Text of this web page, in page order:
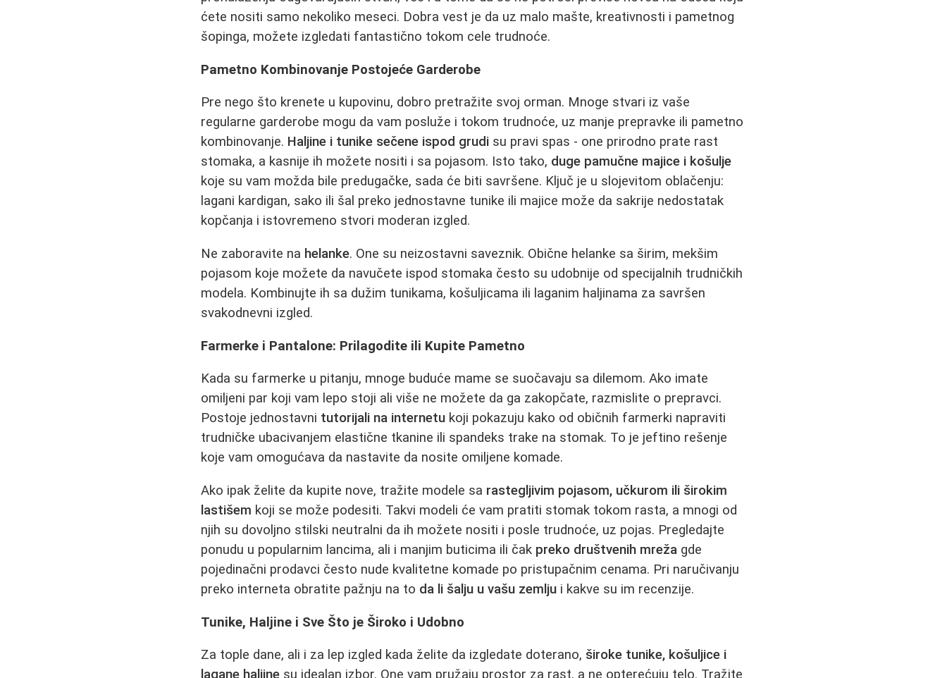
ćete nositi samo nekoliko meseci. Dobra vest je da uz malo mašte, kreativnosti i pametnog
šopinga, možete izgledati fantastično tokom cele trudnoće.
Pametno Kombinovanje Postojeće Garderobe
Pre nego što krenete u kupovinu, dobro pretražite svoj orman. Mnoge stvari iz vaše
regularne garderobe mogu da vam posluže i tokom trudnoće, uz manje prepravke ili pametno
kombinovanje. Haljine i tunike sečene ispod grudi su pravi spas - one prirodno prate rast
stomaka, a kasnije ih možete nositi i sa pojasom. Isto tako, duge pamučne majice i košulje
koje su vam možda bile predugačke, sada će biti savršene. Ključ je u slojevitom oblačenju:
lagani kardigan, sako ili šal preko jednostavne tunike ili majice može da sakrije nedostatak
kopčanja i istovremeno stvori moderan izgled.
Ne zaboravite na helanke. One su neizostavni saveznik. Obične helanke sa širim, mekšim
pojasom koje možete da navučete ispod stomaka često su udobnije od specijalnih trudničkih
modela. Kombinujte ih sa dužim tunikama, košuljicama ili laganim haljinama za savršen
svakodnevni izgled.
Farmerke i Pantalone: Prilagodite ili Kupite Pametno
Kada su farmerke u pitanju, mnoge buduće mame se suočavaju sa dilemom. Ako imate
omiljeni par koji vam lepo stoji ali više ne možete da ga zakopčate, razmislite o prepravci.
Postoje jednostavni tutorijali na internetu koji pokazuju kako od običnih farmerki napraviti
trudničke ubacivanjem elastične tkanine ili spandeks trake na stomak. To je jeftino rešenje
koje vam omogućava da nastavite da nosite omiljene komade.
Ako ipak želite da kupite nove, tražite modele sa rastegljivim pojasom, učkurom ili širokim
lastišem koji se može podesiti. Takvi modeli će vam pratiti stomak tokom rasta, a mnogi od
njih su dovoljno stilski neutralni da ih možete nositi i posle trudnoće, uz pojas. Pregledajte
ponudu u popularnim lancima, ali i manjim buticima ili čak preko društvenih mreža gde
pojedinačni prodavci često nude kvalitetne komade po pristupačnim cenama. Pri naručivanju
preko interneta obratite pažnju na to da li šalju u vašu zemlju i kakve su im recenzije.
Tunike, Haljine i Sve Što je Široko i Udobno
Za tople dane, ali i za lep izgled kada želite da izgledate doterano, široke tunike, košuljice i
lagane haljine su idealan izbor. One vam pružaju prostor za rast, a ne opterećuju telo. Tražite